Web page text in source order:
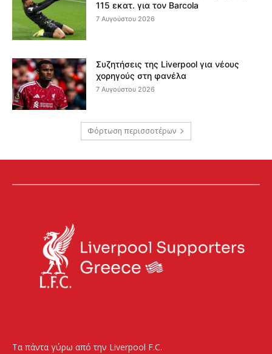
115 εκατ. για τον Barcola
7 Αυγούστου 2026
Συζητήσεις της Liverpool για νέους
χορηγούς στη φανέλα
7 Αυγούστου 2026
Φόρτωση περισσοτέρων
Τα πάντα γύρω από την Liverpool F.C.